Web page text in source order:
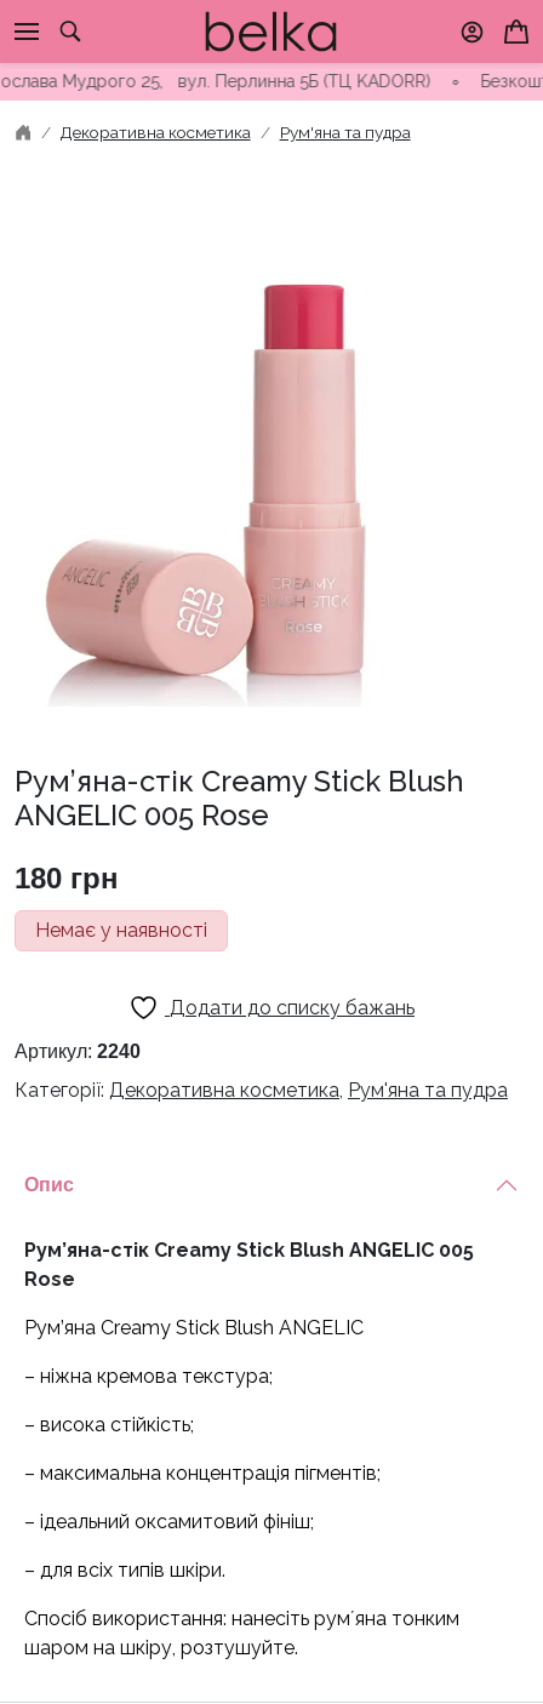
to
contentМудрого 25, вул. Перлинна 5Б (ТЦ KADORR) ∘
Декоративна косметика Рум'яна та пудра
Рум’яна-стік Creamy Stick Blush
ANGELIC 005 Rose
180 грн
Немає у наявності
Додати до списку бажань
Артикул: 2240
Категорії: Декоративна косметика, Рум'яна та пудра
Опис
Рум’яна-стік Creamy Stick Blush ANGELIC 005
Rose
Рум’яна Creamy Stick Blush ANGELIC
– ніжна кремова текстура;
– висока стійкість;
– максимальна концентрація пігментів;
– ідеальний оксамитовий фініш;
– для всіх типів шкіри.
Спосіб використання: нанесіть румʼяна тонким
шаром на шкіру, розтушуйте.